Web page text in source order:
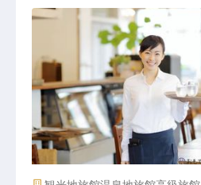
フロントスタッフ